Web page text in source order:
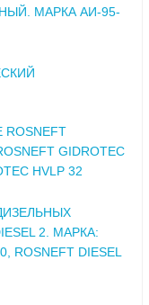
МАРКА АИ-95-
GIDROTEC
HVLP 32
2. МАРКА:
ROSNEFT DIESEL